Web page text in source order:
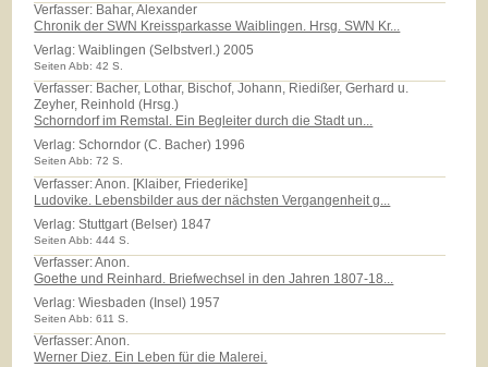
Verfasser: Bahar, Alexander
Chronik der SWN Kreissparkasse Waiblingen. Hrsg. SWN Kr...
Verlag:Waiblingen (Selbstverl.) 2005
Seiten Abb: 42 S.
Verfasser: Bacher, Lothar, Bischof, Johann, Riedißer, Gerhard u.
Zeyher, Reinhold (Hrsg.)
Schorndorf im Remstal. Ein Begleiter durch die Stadt un...
Verlag:Schorndor (C. Bacher) 1996
Seiten Abb: 72 S.
Verfasser: Anon. [Klaiber, Friederike]
Ludovike. Lebensbilder aus der nächsten Vergangenheit g...
Verlag:Stuttgart (Belser) 1847
Seiten Abb: 444 S.
Verfasser: Anon.
Goethe und Reinhard. Briefwechsel in den Jahren 1807-18...
Verlag:Wiesbaden (Insel) 1957
Seiten Abb: 611 S.
Verfasser: Anon.
Werner Diez. Ein Leben für die Malerei.